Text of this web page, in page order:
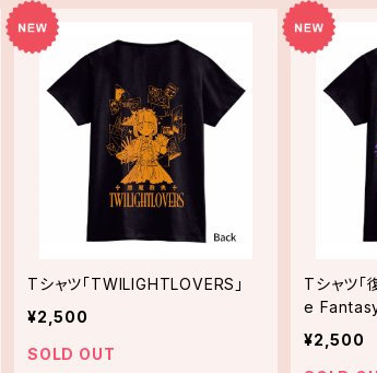
Tシャツ「TWILIGHTLOVERS」
¥2,500
SOLD OUT
Tシャツ
e Fantasy
¥2,500